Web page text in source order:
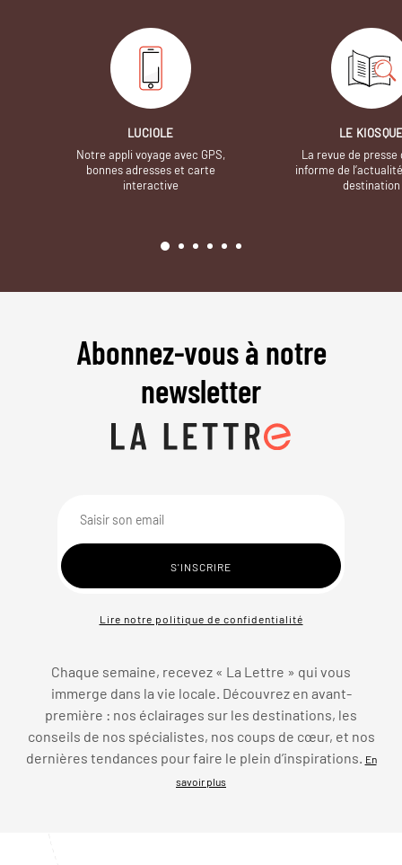
LUCIOLE
Notre appli voyage avec GPS,
bonnes adresses et carte
interactive
LE
La revue de presse
informe de
destination
Abonnez-vous à notre
newsletter
Lire notre politique de confidentialité
Chaque semaine, recevez « La Lettre » qui vous
immerge dans la vie locale. Découvrez en avant-
première : nos éclairages sur les destinations, les
conseils de nos spécialistes, nos coups de cœur, et nos
dernières tendances pour faire le plein d’inspirations.
En
savoir plus